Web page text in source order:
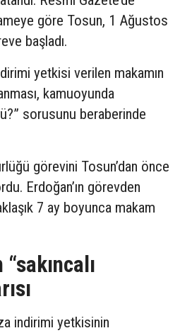
göre Tosun, 1 Ağustos
başladı.
yetkisi verilen makamın
kamuoyunda
sorusunu beraberinde
görevini Tosun’dan önce
Erdoğan’ın görevden
7 ay boyunca makam
indirimi yetkisinin